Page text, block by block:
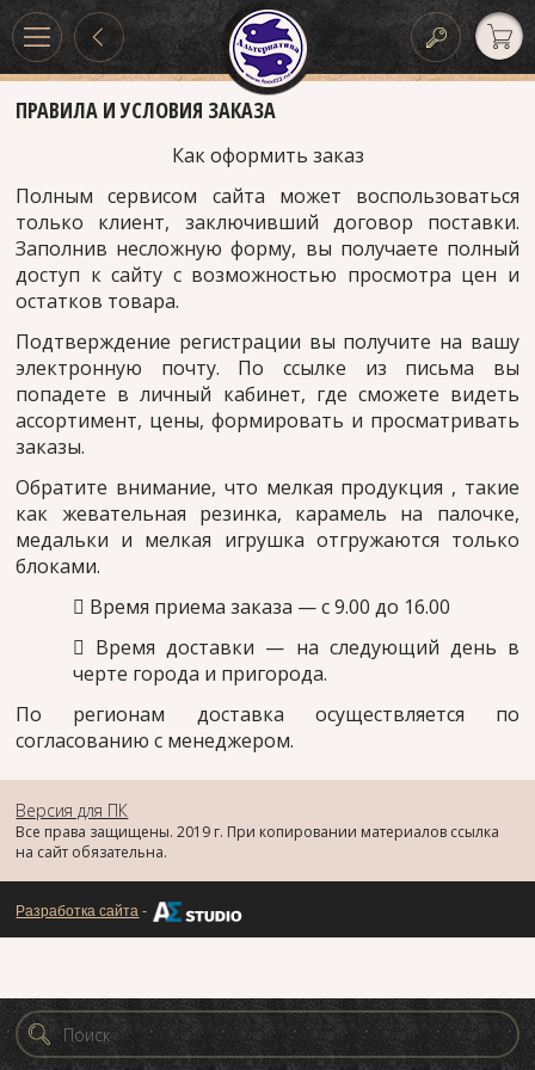
ПРАВИЛА И УСЛОВИЯ ЗАКАЗА
Как оформить заказ
Полным сервисом сайта может воспользоваться
только клиент, заключивший договор поставки.
Заполнив несложную форму, вы получаете полный
доступ к сайту с возможностью просмотра цен и
остатков товара.
Подтверждение регистрации вы получите на вашу
электронную почту. По ссылке из письма вы
попадете в личный кабинет, где сможете видеть
ассортимент, цены, формировать и просматривать
заказы.
Обратите внимание, что мелкая продукция , такие
как жевательная резинка, карамель на палочке,
медальки и мелкая игрушка отгружаются только
блоками.
​ Время приема заказа — с 9.00 до 16.00
​ Время доставки — на следующий день в
черте города и пригорода.
По регионам доставка осуществляется по
согласованию с менеджером.
Версия для ПК
Все права защищены. 2019 г. При копировании материалов ссылка
на сайт обязательна.
Разработка сайта -